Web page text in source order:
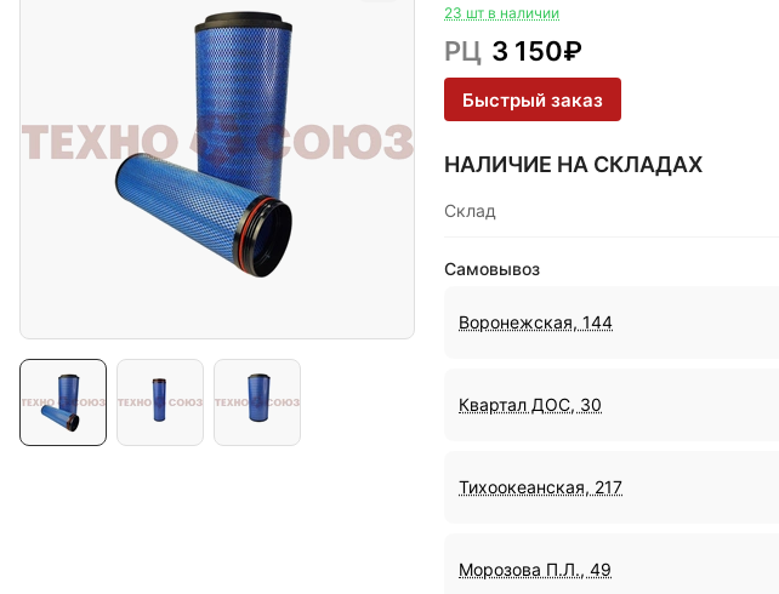
23 шт в наличии
РЦ 3 150₽
Быстрый заказ
НАЛИЧИЕ НА СКЛАДАХ
Склад
Самовывоз
Воронежская, 144
Квартал ДОС, 30
Тихоокеанская, 217
Морозова П.Л., 49